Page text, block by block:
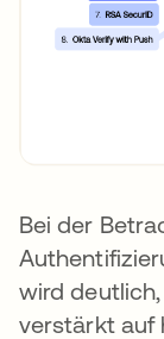
Bei der
wird
verstärkt auf